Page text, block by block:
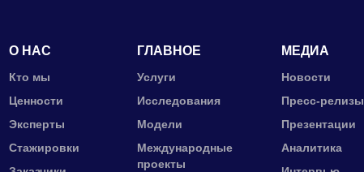
О НАС
Кто мы
Ценности
Эксперты
Стажировки
ГЛАВНОЕ
Услуги
Исследования
Модели
Международные
проекты
МЕДИА
Новости
Пресс-релизы
Презентации
Аналитика